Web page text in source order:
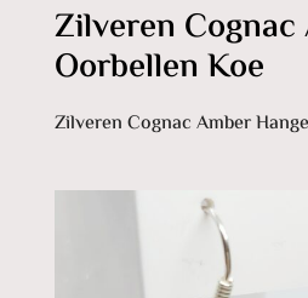
Zilveren Cognac
Oorbellen Koe
Zilveren Cognac Amber